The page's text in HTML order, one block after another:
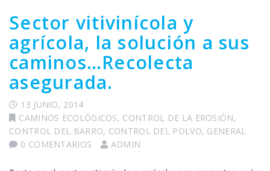
Sector vitivinícola y
agrícola, la solución a sus
caminos…Recolecta
asegurada.
13 JUNIO, 2014
CAMINOS ECOLÓGICOS, CONTROL DE LA EROSIÓN,
CONTROL DEL BARRO, CONTROL DEL POLVO, GENERAL
0 COMENTARIOS
ADMIN